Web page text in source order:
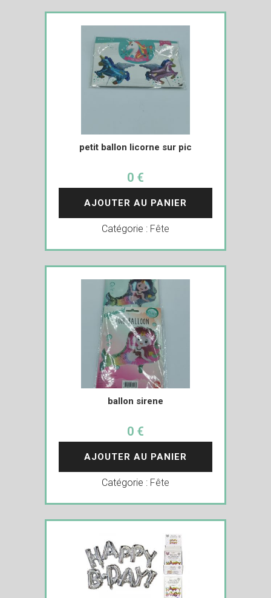
petit ballon licorne sur pic
0 €
AJOUTER AU PANIER
Catégorie : Fête
ballon sirene
0 €
AJOUTER AU PANIER
Catégorie : Fête